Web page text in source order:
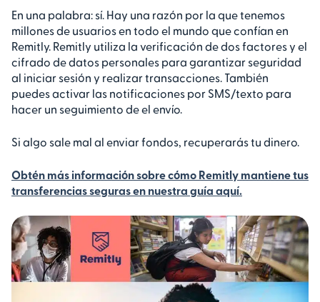
En una palabra: sí. Hay una razón por la que tenemos
millones de usuarios en todo el mundo que confían en
Remitly. Remitly utiliza la verificación de dos factores y el
cifrado de datos personales para garantizar seguridad
al iniciar sesión y realizar transacciones. También
puedes activar las notificaciones por SMS/texto para
hacer un seguimiento de el envío.
Si algo sale mal al enviar fondos, recuperarás tu dinero.
Obtén más información sobre cómo Remitly mantiene tus
transferencias seguras en nuestra guía aquí.